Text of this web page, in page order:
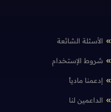
الأسئلة الشائعة
شروط الإستخدام
إدعمنا مادياً
الداعمين لنا